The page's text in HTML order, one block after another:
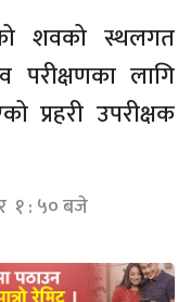
शवको स्थलगत
लागि
प्रहरी उपरीक्षक
१ : ५० बजे